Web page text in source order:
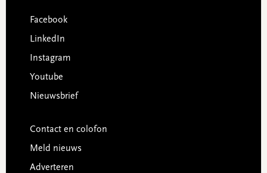
Facebook
LinkedIn
Instagram
Youtube
Nieuwsbrief
Contact en colofon
Meld nieuws
Adverteren